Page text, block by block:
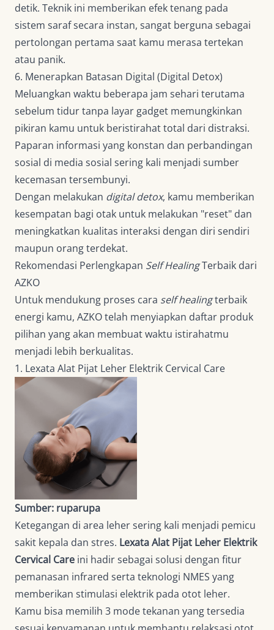
detik. Teknik ini memberikan efek tenang pada
sistem saraf secara instan, sangat berguna sebagai
pertolongan pertama saat kamu merasa tertekan
atau panik.
6. Menerapkan Batasan Digital (Digital Detox)
Meluangkan waktu beberapa jam sehari terutama
sebelum tidur tanpa layar gadget memungkinkan
pikiran kamu untuk beristirahat total dari distraksi.
Paparan informasi yang konstan dan perbandingan
sosial di media sosial sering kali menjadi sumber
kecemasan tersembunyi.
Dengan melakukan digital detox, kamu memberikan
kesempatan bagi otak untuk melakukan "reset" dan
meningkatkan kualitas interaksi dengan diri sendiri
maupun orang terdekat.
Rekomendasi Perlengkapan Self HealingTerbaik dari
AZKO
Untuk mendukung proses cara self healingterbaik
energi kamu, AZKO telah menyiapkan daftar produk
pilihan yang akan membuat waktu istirahatmu
menjadi lebih berkualitas.
1. Lexata Alat Pijat Leher Elektrik Cervical Care
Sumber: ruparupa
Ketegangan di area leher sering kali menjadi pemicu
sakit kepala dan stres. Lexata Alat Pijat Leher Elektrik
Cervical Care ini hadir sebagai solusi dengan fitur
pemanasan infrared serta teknologi NMES yang
memberikan stimulasi elektrik pada otot leher.
Kamu bisa memilih 3 mode tekanan yang tersedia